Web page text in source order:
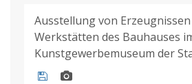
Ausstellung von
Werkstätten des Bauhauses
Kunstgewerbemuseum der